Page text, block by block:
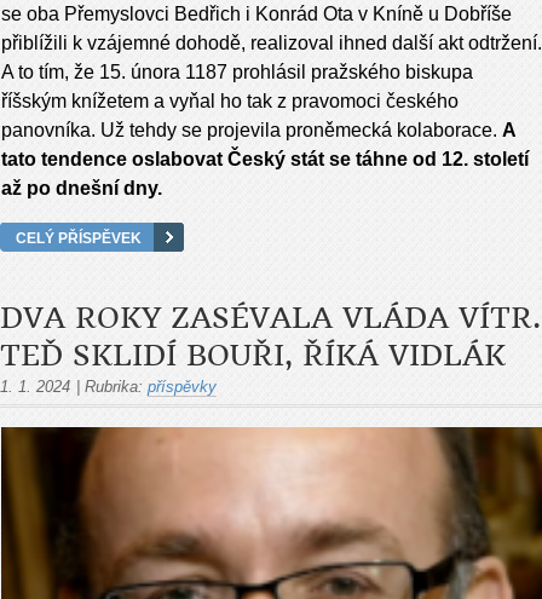
se oba Přemyslovci Be­dřich i Konrád Ota v Kníně u Dobříše
přiblížili k vzájemné dohodě, realizoval ihned další akt odtržení.
A to tím, že 15. února 1187 prohlásil pražského bis­kupa
říšským knížetem a vyňal ho tak z pravomoci českého
panovníka. Už tehdy se projevila proněmecká kolaborace. A
tato tendence oslabovat Český stát se táhne od 12. století
až po dnešní dny.
CELÝ PŘÍSPĚVEK
DVA ROKY ZASÉVALA VLÁDA VÍTR.
TEĎ SKLIDÍ BOUŘI, ŘÍKÁ VIDLÁK
1. 1. 2024 Rubrika: příspěvky